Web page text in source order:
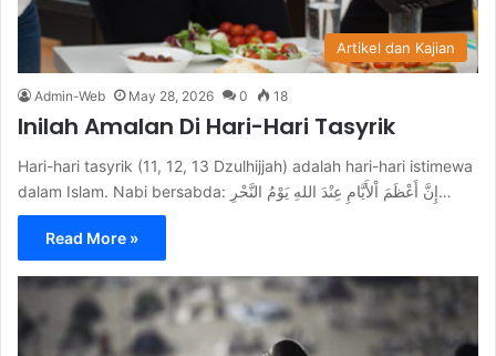
Artikel dan Kajian
Admin-Web May 28, 2026 0 18
Inilah Amalan Di Hari-Hari Tasyrik
Hari-hari tasyrik (11, 12, 13 Dzulhijjah) adalah hari-hari istimewa
dalam Islam. Nabi bersabda: إِنَّ أَعْظَمَ اْلأَيَّامِ عِنْدَ اللهِ يَوْمُ النَّحْرِ…
Read More »